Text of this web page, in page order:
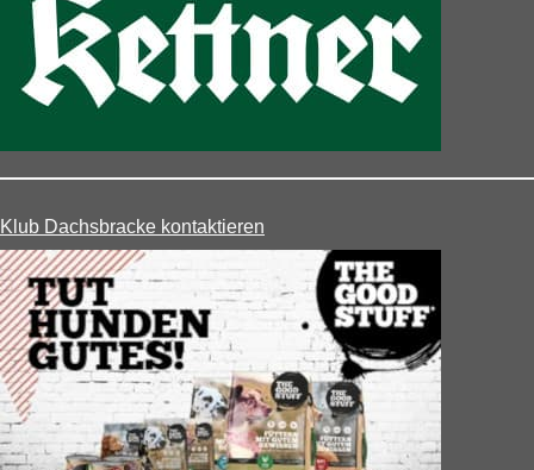
Klub Dachsbracke kontaktieren